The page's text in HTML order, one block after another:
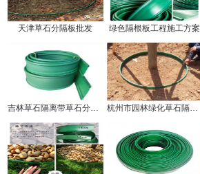
天津草石分隔板批发 绿色隔根板工程施工方案
杭州市园林绿化草石隔离带价钱!